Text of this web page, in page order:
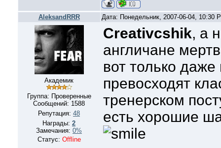
AleksandRRR Дата: Понедельник, 2007-06-04, 10:30
Академик
Группа: Проверенные
Сообщений: 1588
Репутация: 48
Награды: 2
Замечания: 0%
Статус: Offline
Creativcshik, а
англичане
вот только
превосходят
тренерском
есть хорошие